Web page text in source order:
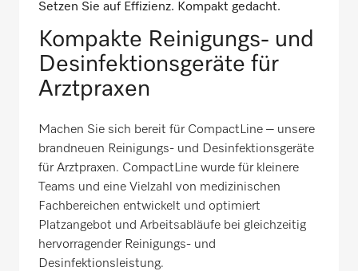
Setzen Sie auf Effizienz. Kompakt gedacht.
Kompakte Reinigungs- und
Desinfektionsgeräte für
Arztpraxen
Machen Sie sich bereit für CompactLine – unsere
brandneuen Reinigungs- und Desinfektionsgeräte
für Arztpraxen. CompactLine wurde für kleinere
Teams und eine Vielzahl von medizinischen
Fachbereichen entwickelt und optimiert
Platzangebot und Arbeitsabläufe bei gleichzeitig
hervorragender Reinigungs- und
Desinfektionsleistung.